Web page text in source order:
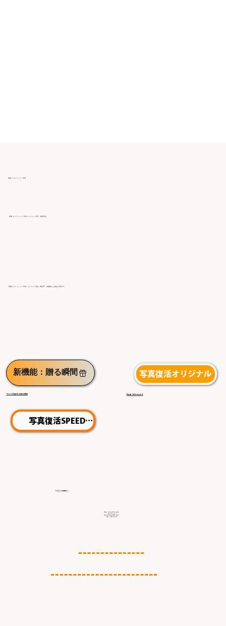
写真復活オリジナル
写真復活SPEED
新機能：贈る瞬間
葬儀 スライドショー 作成。オンライン完結・郵送OK・短納期のご相談も可能です。
葬儀 スライドショー 作成｜オンライン代行・郵送対応
葬儀 スライドショー 作成
あなたの心の中にある
会いたい人
忘れられない思い出を
新しく蘇らせる
写真復活 STUDIO